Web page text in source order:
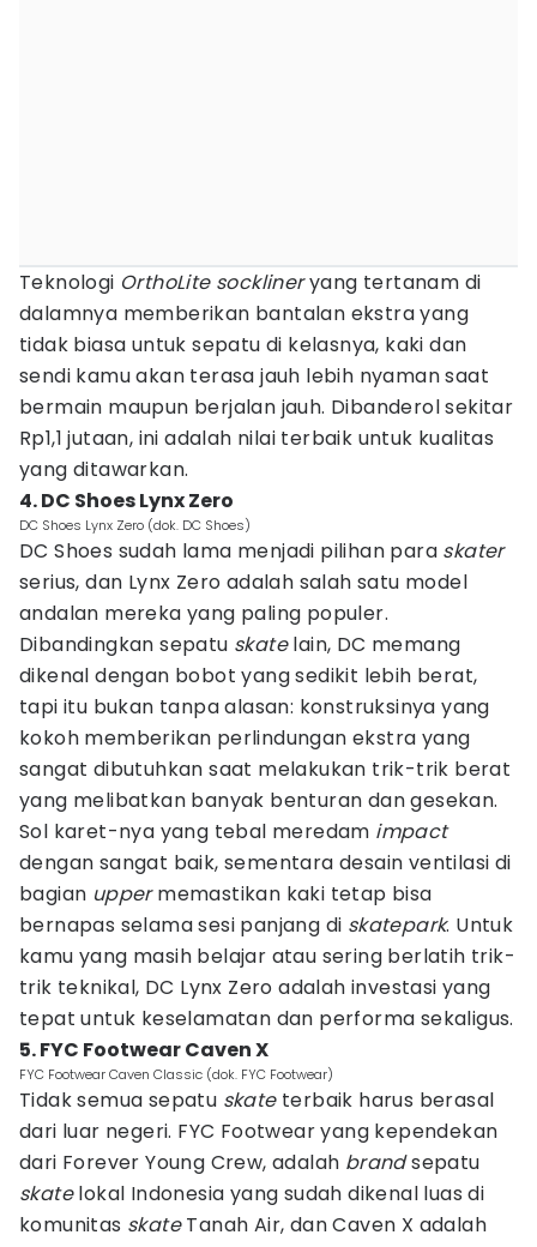
Teknologi OrthoLite socklineryang tertanam di
dalamnya memberikan bantalan ekstra yang
tidak biasa untuk sepatu di kelasnya, kaki dan
sendi kamu akan terasa jauh lebih nyaman saat
bermain maupun berjalan jauh. Dibanderol sekitar
Rp1,1 jutaan, ini adalah nilai terbaik untuk kualitas
yang ditawarkan.
4. DC Shoes Lynx Zero
DC Shoes Lynx Zero (dok. DC Shoes)
DC Shoes sudah lama menjadi pilihan para skater
serius, dan Lynx Zero adalah salah satu model
andalan mereka yang paling populer.
Dibandingkan sepatu skatelain, DC memang
dikenal dengan bobot yang sedikit lebih berat,
tapi itu bukan tanpa alasan: konstruksinya yang
kokoh memberikan perlindungan ekstra yang
sangat dibutuhkan saat melakukan trik-trik berat
yang melibatkan banyak benturan dan gesekan.
Sol karet-nya yang tebal meredam impact
dengan sangat baik, sementara desain ventilasi di
bagian uppermemastikan kaki tetap bisa
bernapas selama sesi panjang di skatepark. Untuk
kamu yang masih belajar atau sering berlatih trik-
trik teknikal, DC Lynx Zero adalah investasi yang
tepat untuk keselamatan dan performa sekaligus.
5. FYC Footwear Caven X
FYC Footwear Caven Classic (dok. FYC Footwear)
Tidak semua sepatu skateterbaik harus berasal
dari luar negeri. FYC Footwear yang kependekan
dari Forever Young Crew, adalah brandsepatu
skatelokal Indonesia yang sudah dikenal luas di
komunitas skateTanah Air, dan Caven X adalah